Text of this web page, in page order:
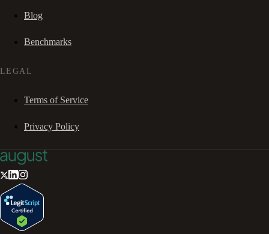
Blog
Benchmarks
LEGAL
Terms of Service
Privacy Policy